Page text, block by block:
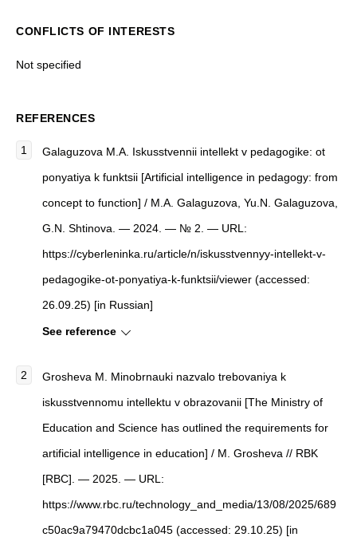
CONFLICTS OF INTERESTS
Not specified
REFERENCES
Galaguzova M.A. Iskusstvennii intellekt v pedagogike: ot
ponyatiya k funktsii [Artificial intelligence in pedagogy: from
concept to function] / M.A. Galaguzova, Yu.N. Galaguzova,
G.N. Shtinova. — 2024. — № 2. — URL:
https://cyberleninka.ru/article/n/iskusstvennyy-intellekt-v-
pedagogike-ot-ponyatiya-k-funktsii/viewer (accessed:
26.09.25) [in Russian]
See reference
Grosheva M. Minobrnauki nazvalo trebovaniya k
iskusstvennomu intellektu v obrazovanii [The Ministry of
Education and Science has outlined the requirements for
artificial intelligence in education] / M. Grosheva // RBK
[RBC]. — 2025. — URL:
https://www.rbc.ru/technology_and_media/13/08/2025/689
c50ac9a79470dcbc1a045 (accessed: 29.10.25) [in